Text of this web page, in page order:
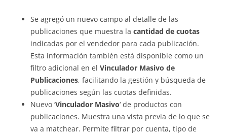
Se agregó un nuevo campo al detalle de las
publicaciones que muestra la cantidad de cuotas
indicadas por el vendedor para cada publicación.
Esta información también está disponible como un
filtro adicional en el Vinculador Masivo de
Publicaciones, facilitando la gestión y búsqueda de
publicaciones según las cuotas definidas.
Nuevo ‘Vinculador Masivo‘ de productos con
publicaciones. Muestra una vista previa de lo que se
va a matchear. Permite filtrar por cuenta, tipo de